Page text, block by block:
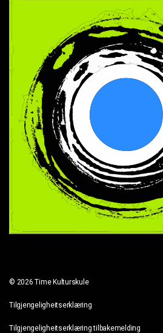
© 2026 Time Kulturskule
Tilgjengeligheitserklæring
Tilgjengeligheitserklæring tilbakemelding